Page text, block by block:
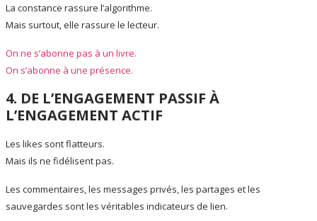
La constance rassure l’algorithme.
Mais surtout, elle rassure le lecteur.
On ne s’abonne pas à un livre.
On s’abonne à une présence.
4. DE L’ENGAGEMENT PASSIF À
L’ENGAGEMENT ACTIF
Les likes sont flatteurs.
Mais ils ne fidélisent pas.
Les commentaires, les messages privés, les partages et les
sauvegardes sont les véritables indicateurs de lien.